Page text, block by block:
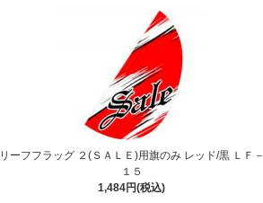
リーフフラッグ ２(ＳＡＬＥ)用旗のみ レッド/黒 ＬＦ－
１５
1,484円(税込)